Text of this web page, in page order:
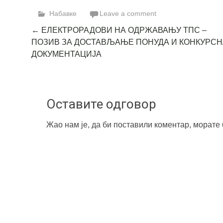
Набавке Leave a comment
Post
navigation
← ЕЛЕКТРОРАДОВИ НА ОДРЖАВАЊУ ТПС –
ПОЗИВ ЗА ДОСТАВЉАЊЕ ПОНУДА И
ДОКУМЕНТАЦИЈА
Оставите одговор
Жао нам је, да би поставили коментар, морате